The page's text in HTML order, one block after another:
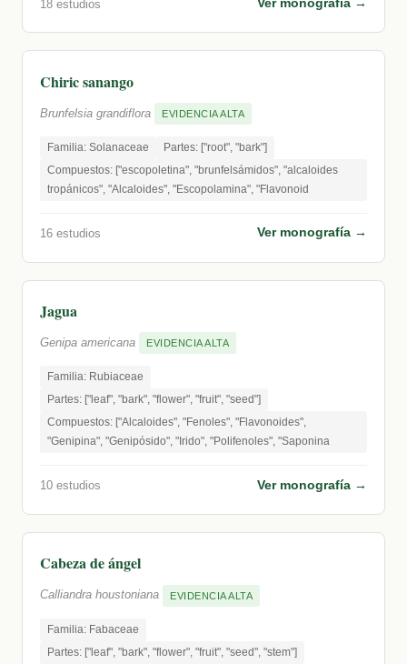
18 estudios Ver monografía →
Chiric sanango
Brunfelsia grandiflora EVIDENCIA ALTA
Familia: Solanaceae
Partes: ["root", "bark"]
Compuestos: ["escopoletina", "brunfelsámidos", "alcaloides
tropánicos", "Alcaloides", "Escopolamina", "Flavonoid
16 estudios Ver monografía →
Jagua
Genipa americana EVIDENCIA ALTA
Familia: Rubiaceae
Partes: ["leaf", "bark", "flower", "fruit", "seed"]
Compuestos: ["Alcaloides", "Fenoles", "Flavonoides",
"Genipina", "Genipósido", "Irido", "Polifenoles", "Saponina
10 estudios Ver monografía →
Cabeza de ángel
Calliandra houstoniana EVIDENCIA ALTA
Familia: Fabaceae
Partes: ["leaf", "bark", "flower", "fruit", "seed", "stem"]